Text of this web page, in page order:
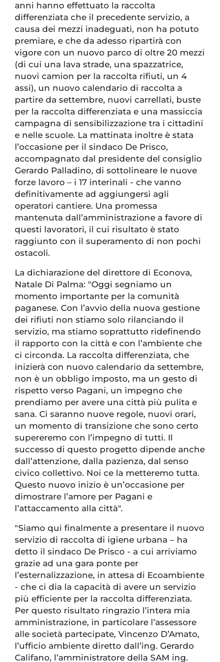
anni hanno effettuato la raccolta
differenziata che il precedente servizio, a
causa dei mezzi inadeguati, non ha potuto
premiare, e che da adesso ripartirà con
vigore con un nuovo parco di oltre 20 mezzi
(di cui una lava strade, una spazzatrice,
nuovi camion per la raccolta rifiuti, un 4
assi), un nuovo calendario di raccolta a
partire da settembre, nuovi carrellati, buste
per la raccolta differenziata e una massiccia
campagna di sensibilizzazione tra i cittadini
e nelle scuole. La mattinata inoltre è stata
l’occasione per il sindaco De Prisco,
accompagnato dal presidente del consiglio
Gerardo Palladino, di sottolineare le nuove
forze lavoro – i 17 interinali - che vanno
definitivamente ad aggiungersi agli
operatori cantiere. Una promessa
mantenuta dall’amministrazione a favore di
questi lavoratori, il cui risultato è stato
raggiunto con il superamento di non pochi
ostacoli.
La dichiarazione del direttore di Econova,
Natale Di Palma: "Oggi segniamo un
momento importante per la comunità
paganese. Con l’avvio della nuova gestione
dei rifiuti non stiamo solo rilanciando il
servizio, ma stiamo soprattutto ridefinendo
il rapporto con la città e con l’ambiente che
ci circonda. La raccolta differenziata, che
inizierà con nuovo calendario da settembre,
non è un obbligo imposto, ma un gesto di
rispetto verso Pagani, un impegno che
prendiamo per avere una città più pulita e
sana. Ci saranno nuove regole, nuovi orari,
un momento di transizione che sono certo
supereremo con l’impegno di tutti. Il
successo di questo progetto dipende anche
dall’attenzione, dalla pazienza, dal senso
civico collettivo. Noi ce la metteremo tutta.
Questo nuovo inizio è un’occasione per
dimostrare l’amore per Pagani e
l’attaccamento alla città".
"Siamo qui finalmente a presentare il nuovo
servizio di raccolta di igiene urbana – ha
detto il sindaco De Prisco - a cui arriviamo
grazie ad una gara ponte per
l’esternalizzazione, in attesa di Ecoambiente
- che ci dia la capacità di avere un servizio
più efficiente per la raccolta differenziata.
Per questo risultato ringrazio l’intera mia
amministrazione, in particolare l’assessore
alle società partecipate, Vincenzo D’Amato,
l’ufficio ambiente diretto dall’ing. Gerardo
Califano, l’amministratore della SAM ing.